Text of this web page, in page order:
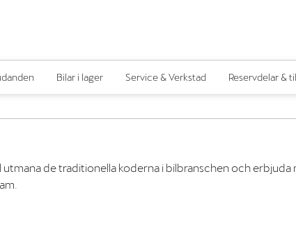
Bilar i lager Service & Verkstad Reservdelar &
utmana de traditionella koderna i bilbranschen och